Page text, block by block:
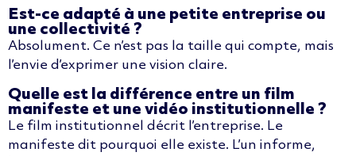
Est-ce adapté à une petite entreprise ou
une collectivité ?
Absolument. Ce n’est pas la taille qui compte, mais
l’envie d’exprimer une vision claire.
Quelle est la différence entre un film
manifeste et une vidéo institutionnelle ?
Le film institutionnel décrit l’entreprise. Le
manifeste dit pourquoi elle existe. L’un informe,